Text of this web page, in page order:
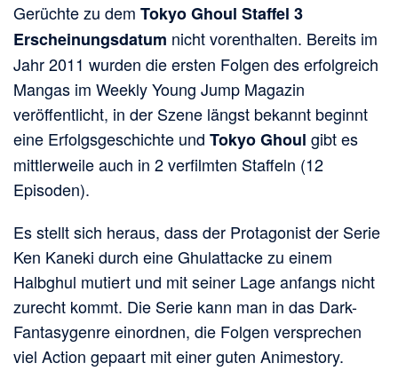
Gerüchte zu dem Tokyo Ghoul Staffel 3
Erscheinungsdatum nicht vorenthalten. Bereits im
Jahr 2011 wurden die ersten Folgen des erfolgreich
Mangas im Weekly Young Jump Magazin
veröffentlicht, in der Szene längst bekannt beginnt
eine Erfolgsgeschichte und Tokyo Ghoul gibt es
mittlerweile auch in 2 verfilmten Staffeln (12
Episoden).
Es stellt sich heraus, dass der Protagonist der Serie
Ken Kaneki durch eine Ghulattacke zu einem
Halbghul mutiert und mit seiner Lage anfangs nicht
zurecht kommt. Die Serie kann man in das Dark-
Fantasygenre einordnen, die Folgen versprechen
viel Action gepaart mit einer guten Animestory.